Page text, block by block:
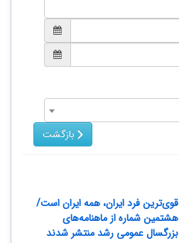
بازگشت
قوی‌ترین فرد ایران، همه ایران است/
هشتمین شماره از ماهنامه‌های
بزرگسال عمومی رشد منتشر شدند